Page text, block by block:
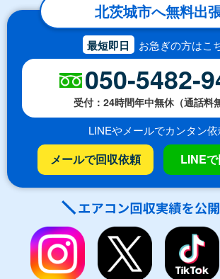
北茨城市へ無料出
最短即日 お急ぎの方はこ
050-5482-
受付：24時間年中無休（通話料
LINEやメールでカンタン
メールで回収依頼 LINE